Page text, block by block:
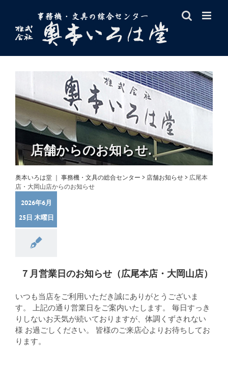
content
店舗からのお知らせ.
奥本いろは堂 ｜ 事務機・文具の総合センター > 店舗お知らせ > 広尾本
店・大岡山店からのお知らせ
2026年6月
25日 木曜日
７月営業日のお知らせ（広尾本店・大岡山店）
いつも当店をご利用いただき誠にありがとうございま
す。 上記の通り営業日をご案内いたします。 毎日すっき
りしないお天気が続いておりますが、体調くずされない
様 お過ごしください。 皆様のご来店心よりお待ちしてお
ります。